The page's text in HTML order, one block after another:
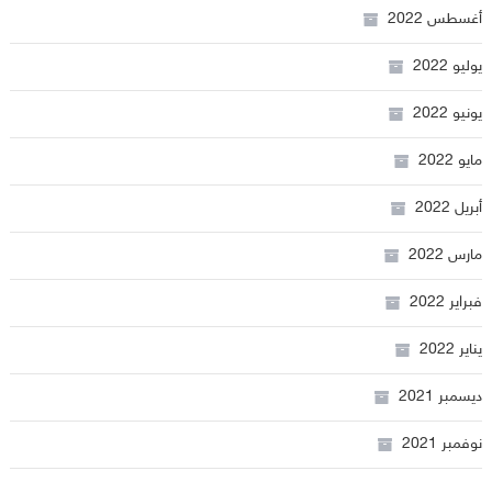
أغسطس 2022
يوليو 2022
يونيو 2022
مايو 2022
أبريل 2022
مارس 2022
فبراير 2022
يناير 2022
ديسمبر 2021
نوفمبر 2021